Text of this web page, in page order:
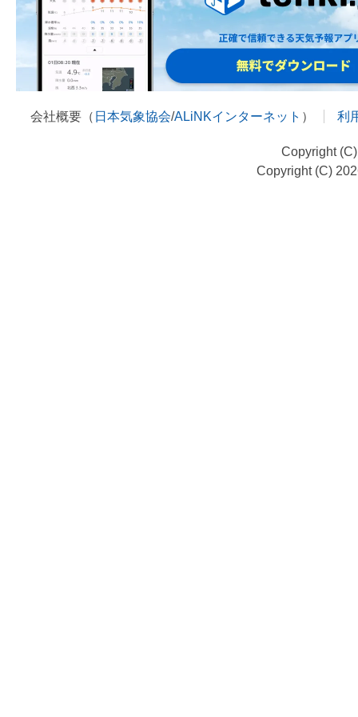
会社概要（ 日本気象協会/ALiNKインターネット ） 利
Copyright
Copyright (C)